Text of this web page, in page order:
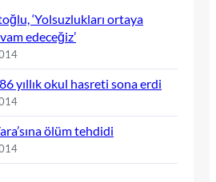
‘Yolsuzlukları ortaya
edeceğiz’
yıllık okul hasreti sona erdi
ölüm tehdidi